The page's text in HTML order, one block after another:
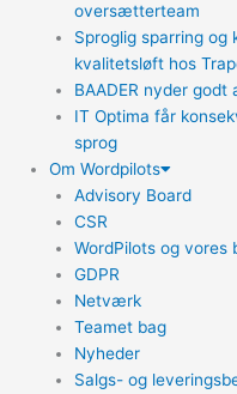
oversætterteam
Sproglig sparring
kvalitetsløft hos
BAADER nyder
IT Optima får
sprog
Om Wordpilots
Advisory Board
CSR
WordPilots og vores
GDPR
Netværk
Teamet bag
Nyheder
Salgs- og